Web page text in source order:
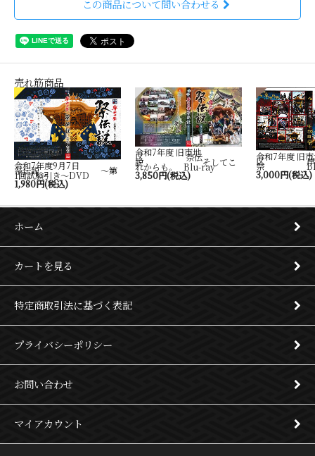
この商品について問い合わせる
売れ筋商品
令和7年度9月7日
祭伝説 ～第
1回試験引き～DVD
1,980円(税込)
令和7年度 旧市地
区 祭伝
説 そしてこ
れからも。 Blu-ray
3,850円(税込)
令和7年度 旧
区 岸
祭
3,000円(税込)
ホーム
カートを見る
特定商取引法に基づく表記
プライバシーポリシー
お問い合わせ
マイアカウント